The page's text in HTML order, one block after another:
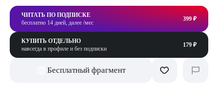
ЧИТАТЬ ПО ПОДПИСКЕ
бесплатно 14 дней, далее /мес
399 ₽
КУПИТЬ ОТДЕЛЬНО
навсегда в профиле и без подписки
179 ₽
Бесплатный фрагмент